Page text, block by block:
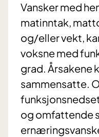
Vansker med
matinntak,
og/eller vekt,
voksne med
grad. Årsakene
sammensatte.
og omfattende